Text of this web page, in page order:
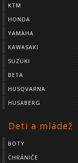
KTM
HONDA
YAMAHA
KAWASAKI
SUZUKI
BETA
HUSQVARNA
HUSABERG
Deti a mládež
BOTY
CHRÁNIČE